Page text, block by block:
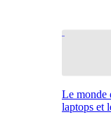
Le monde
laptops et